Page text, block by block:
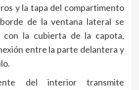
y la tapa del compartimento
de la ventana lateral se
con la cubierta de la capota,
entre la parte delantera y
del interior transmite